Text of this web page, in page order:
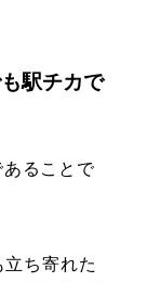
駅チカで
ることで
ち寄れた